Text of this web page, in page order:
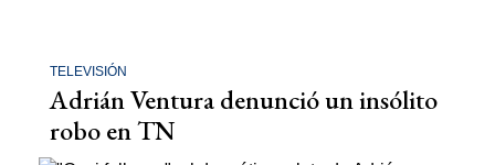
TELEVISIÓN
Adrián Ventura denunció un insólito
robo en TN